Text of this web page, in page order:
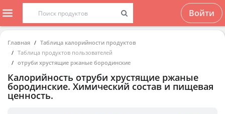
Войти
Главная
Таблица калорийности продуктов
Таблица продуктов пользователей
отруби хрустящие ржаные бородинские
Калорийность отруби хрустящие ржаные
бородинские. Химический состав и пищевая
ценность.